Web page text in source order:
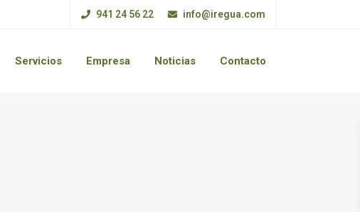
941 24 56 22 info@iregua.com
Servicios Empresa Noticias Contacto